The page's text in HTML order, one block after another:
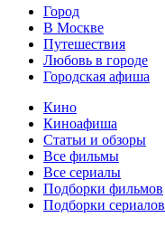
Город
В Москве
Путешествия
Любовь в городе
Городская афиша
Кино
Киноафиша
Статьи и обзоры
Все фильмы
Все сериалы
Подборки фильмов
Подборки сериалов